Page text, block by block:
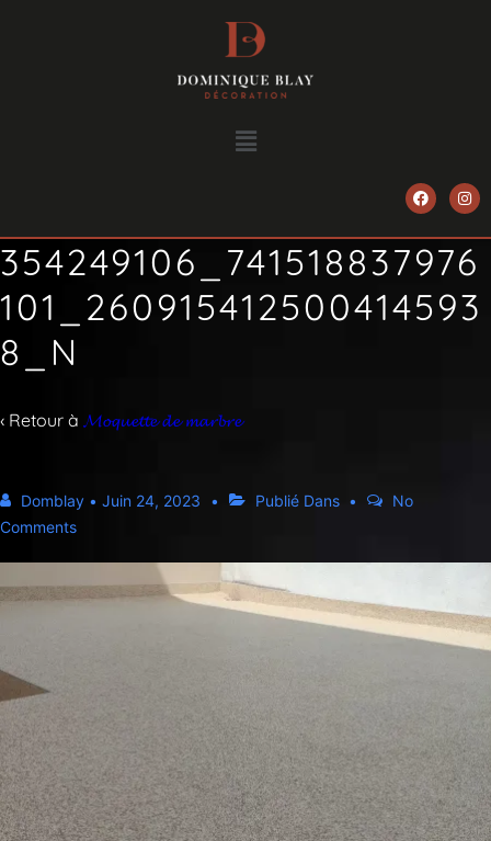
354249106_741518837976
101_260915412500414593
8_N
‹ Retour à 𝓜𝓸𝓺𝓾𝓮𝓽𝓽𝓮 𝓭𝓮 𝓶𝓪𝓻𝓫𝓻𝓮
Domblay • Juin 24, 2023 Publié Dans
No
Comments